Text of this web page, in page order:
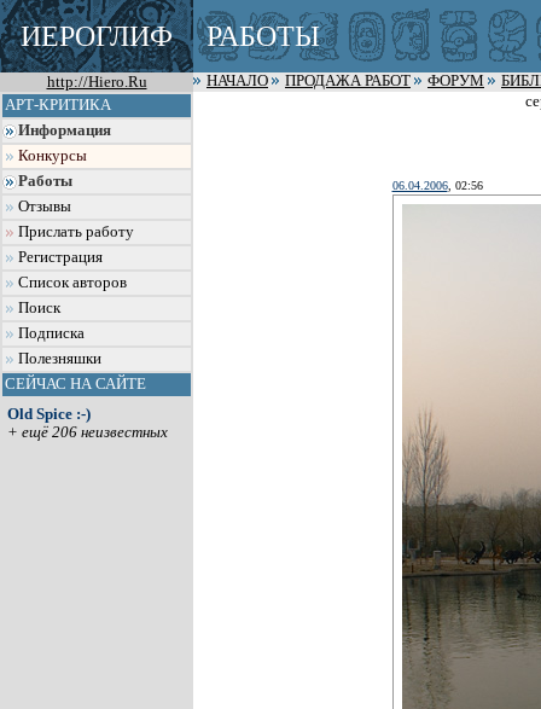
ИЕРОГЛИФ РАБОТЫ
http://Hiero.Ru НАЧАЛО ПРОДАЖА РАБОТ ФОРУМ
АРТ-КРИТИКА
Информация
Конкурсы
Работы
Отзывы
Прислать работу
Регистрация
Список авторов
Поиск
Подписка
Полезняшки
СЕЙЧАС НА САЙТЕ
Old Spice :-)
+ ещё 206 неизвестных
06.04.2006, 02:56